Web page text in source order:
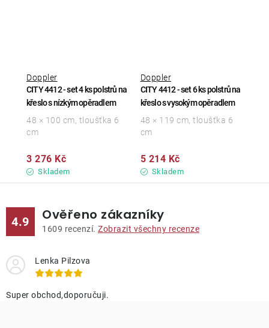
CITY 4412 - set 4 ks polstrů na
křeslo s nízkým opěradlem
Doppler
Skladem
3 276 Kč
48 × 100 cm, tloušťka 6
cm
CITY 4412 - set 6 ks polstrů na
křeslo s vysokým opěradlem
Doppler
Skladem
5 214 Kč
48 × 119 cm, tloušťka 6
cm
4.9 Ověřeno zákazníky
1609 recenzí. Zobrazit všechny recenze
Lenka Pilzova
Super obchod,doporučuji.